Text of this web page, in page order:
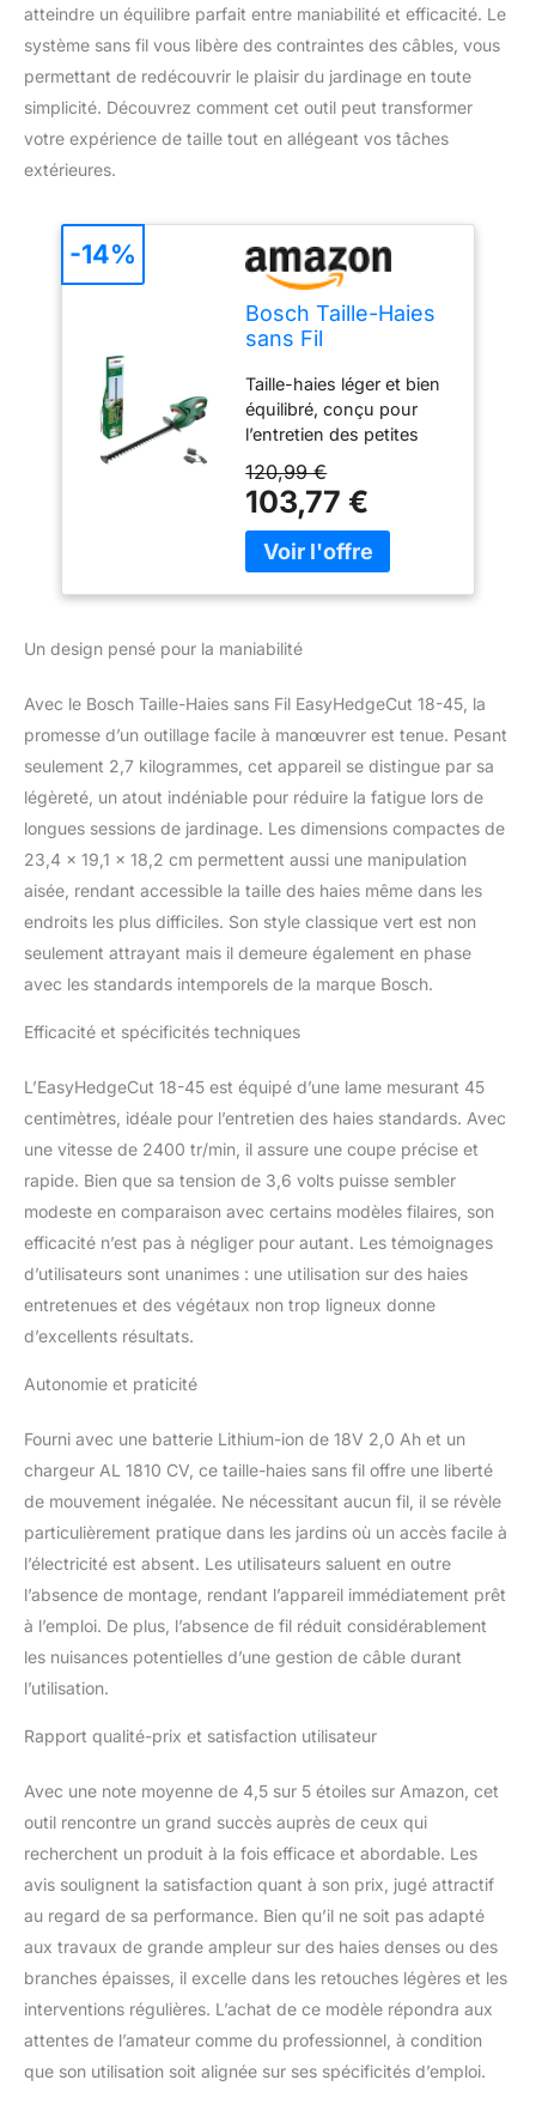
atteindre un équilibre parfait entre maniabilité et efficacité. Le
système sans fil vous libère des contraintes des câbles, vous
permettant de redécouvrir le plaisir du jardinage en toute
simplicité. Découvrez comment cet outil peut transformer
votre expérience de taille tout en allégeant vos tâches
extérieures.
Bosch Taille-Haies
sans Fil
45
Taille-haies léger et bien
équilibré, conçu pour
l’entretien des petites
pour des coupes rapides
et propres partout dans
le jardin Système anti-
blocage Bosch pour
BATTERIE, 10+
OUTILS. Livré avec :
EasyHedgeCut 18-45, 1x
batterie 18V 2,0 Ah,
chargeur GAL 1810 CV,
emballage carton
120,99 €
103,77 €
-14%
Un design pensé pour la maniabilité
Avec le Bosch Taille-Haies sans Fil EasyHedgeCut 18-45, la
promesse d’un outillage facile à manœuvrer est tenue. Pesant
seulement 2,7 kilogrammes, cet appareil se distingue par sa
légèreté, un atout indéniable pour réduire la fatigue lors de
longues sessions de jardinage. Les dimensions compactes de
23,4 x 19,1 x 18,2 cm permettent aussi une manipulation
aisée, rendant accessible la taille des haies même dans les
endroits les plus difficiles. Son style classique vert est non
seulement attrayant mais il demeure également en phase
avec les standards intemporels de la marque Bosch.
Efficacité et spécificités techniques
L’EasyHedgeCut 18-45 est équipé d’une lame mesurant 45
centimètres, idéale pour l’entretien des haies standards. Avec
une vitesse de 2400 tr/min, il assure une coupe précise et
rapide. Bien que sa tension de 3,6 volts puisse sembler
modeste en comparaison avec certains modèles filaires, son
efficacité n’est pas à négliger pour autant. Les témoignages
d’utilisateurs sont unanimes : une utilisation sur des haies
entretenues et des végétaux non trop ligneux donne
d’excellents résultats.
Autonomie et praticité
Fourni avec une batterie Lithium-ion de 18V 2,0 Ah et un
chargeur AL 1810 CV, ce taille-haies sans fil offre une liberté
de mouvement inégalée. Ne nécessitant aucun fil, il se révèle
particulièrement pratique dans les jardins où un accès facile à
l’électricité est absent. Les utilisateurs saluent en outre
l’absence de montage, rendant l’appareil immédiatement prêt
à l’emploi. De plus, l’absence de fil réduit considérablement
les nuisances potentielles d’une gestion de câble durant
l’utilisation.
Rapport qualité-prix et satisfaction utilisateur
Avec une note moyenne de 4,5 sur 5 étoiles sur Amazon, cet
outil rencontre un grand succès auprès de ceux qui
recherchent un produit à la fois efficace et abordable. Les
avis soulignent la satisfaction quant à son prix, jugé attractif
au regard de sa performance. Bien qu’il ne soit pas adapté
aux travaux de grande ampleur sur des haies denses ou des
branches épaisses, il excelle dans les retouches légères et les
interventions régulières. L’achat de ce modèle répondra aux
attentes de l’amateur comme du professionnel, à condition
que son utilisation soit alignée sur ses spécificités d’emploi.